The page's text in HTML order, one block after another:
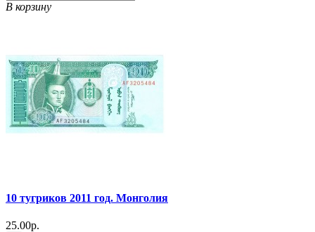
В корзину
10 тугриков 2011 год. Монголия
25.00р.